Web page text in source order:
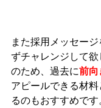
また採用メッセー
ずチャレンジして
のため、過去に前向
アピールできる材
るのもおすすめです